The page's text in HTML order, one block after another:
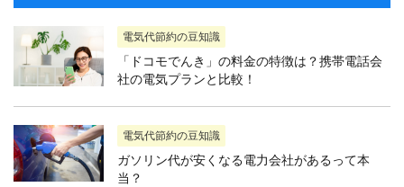
電気代節約の豆知識
「ドコモでんき」の料金の特徴は？携帯電話会
社の電気プランと比較！
電気代節約の豆知識
ガソリン代が安くなる電力会社があるって本
当？